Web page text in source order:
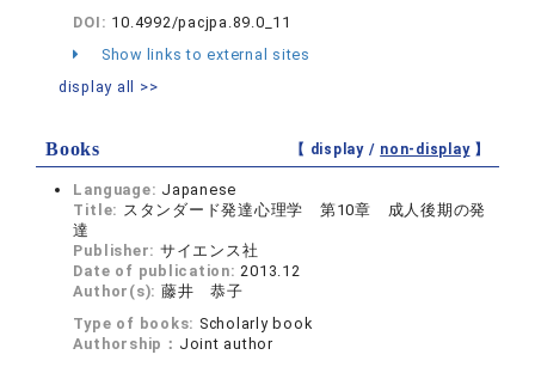
DOI: 10.4992/pacjpa.89.0_11
Show links to external sites
display all >>
Books 【 display / non-display】
Language: Japanese
Title: スタンダード発達心理学 第10章 成人後期の発
達
Publisher: サイエンス社
Date of publication: 2013.12
Author(s): 藤井 恭子
Type of books: Scholarly book
Authorship： Joint author